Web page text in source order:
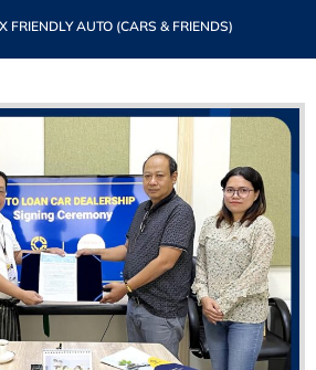
FRIENDLY AUTO (CARS & FRIENDS)